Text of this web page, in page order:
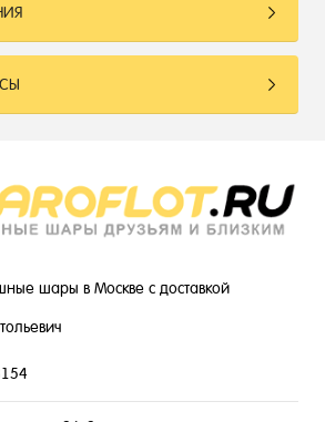
шары в Москве с доставкой